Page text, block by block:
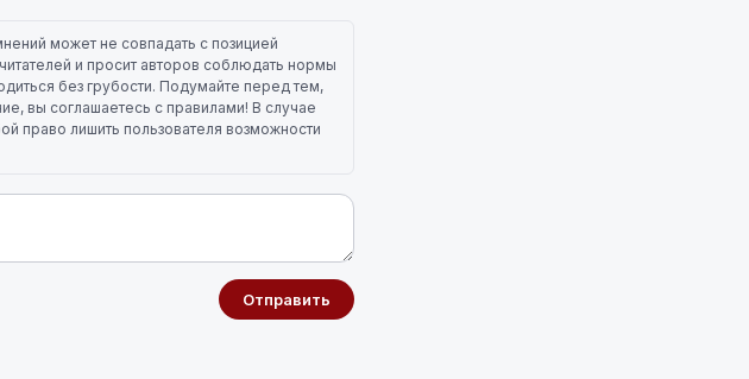
может не совпадать с позицией
и просит авторов соблюдать нормы
без грубости. Подумайте перед тем,
вы соглашаетесь с правилами! В случае
право лишить пользователя возможности
Отправить